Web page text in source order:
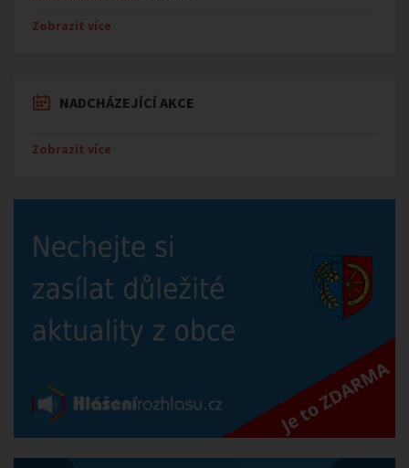
Zobrazit více
NADCHÁZEJÍCÍ AKCE
Zobrazit více